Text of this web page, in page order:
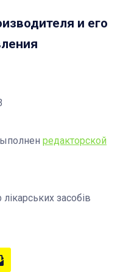
и его
редакторской
засобів